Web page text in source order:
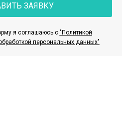
ЗАЯВКУ
я соглашаюсь с "Политикой
персональных данных"